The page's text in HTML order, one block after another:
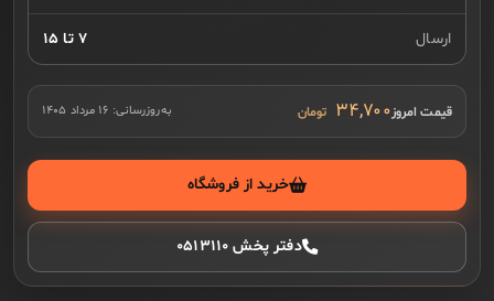
ارسال ۷ تا ۱۵
قیمت امروز۳۴,۷۰۰ به‌روزرسانی: ۱۶ مرداد ۱۴۰۵
خرید از فروشگاه
دفتر پخش ۰۵۱۳۱۱۰